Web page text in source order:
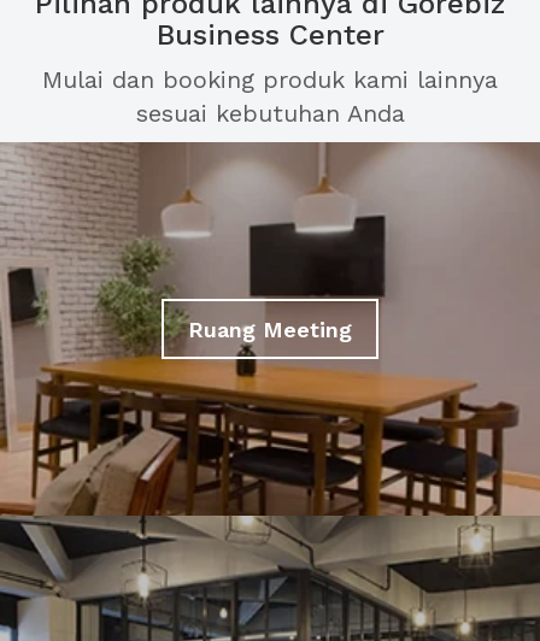
Business Center
Mulai dan booking produk kami lainnya
sesuai kebutuhan Anda
Ruang Meeting